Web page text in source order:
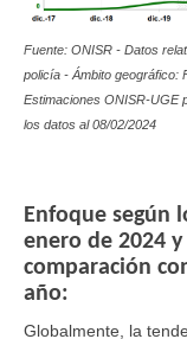
Fuente: ONISR - Datos
policía - Ámbito geográfico:
Estimaciones ONISR-UGE
los datos al08/02/2024
Enfoque según
enero de 2024
comparación
año:
Globalmente, la